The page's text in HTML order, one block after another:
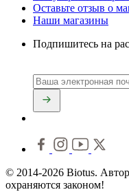
Оставьте отзыв о
Наши магазины
Подпишитесь на
© 2014-2026 Biotus.
охраняются законом!